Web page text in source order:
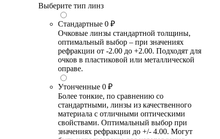
Выберите тип линз
Стандартные 0 ₽
Очковые линзы стандартной толщины,
оптимальный выбор – при значениях
рефракции от -2.00 до +2.00. Подходят для
очков в пластиковой или металлической
оправе.
Утонченные 0 ₽
Более тонкие, по сравнению со
стандартными, линзы из качественного
материала с отличными оптическими
свойствами. Оптимальный выбор при
значениях рефракции до +/- 4.00. Могут